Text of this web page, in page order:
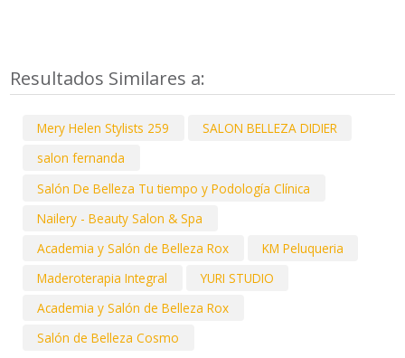
Resultados Similares a:
Mery Helen Stylists 259
SALON BELLEZA DIDIER
salon fernanda
Salón De Belleza Tu tiempo y Podología Clínica
Nailery - Beauty Salon & Spa
Academia y Salón de Belleza Rox
KM Peluqueria
Maderoterapia Integral
YURI STUDIO
Academia y Salón de Belleza Rox
Salón de Belleza Cosmo